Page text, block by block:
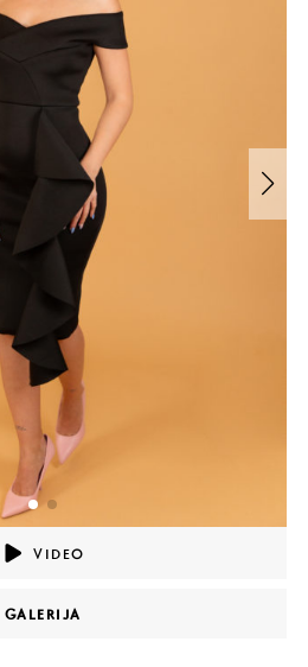
VIDEO
GALERIJA